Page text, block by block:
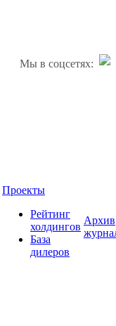
Мы в соцсетях:
Проекты
Рейтинг
холдингов
База
дилеров
Архив